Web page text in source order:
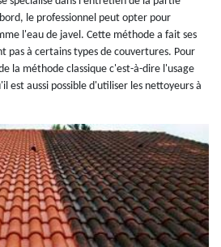
le professionnel peut opter pour
l'eau de javel. Cette méthode a fait ses
pas à certains types de couvertures. Pour
la méthode classique c'est-à-dire l'usage
est aussi possible d'utiliser les nettoyeurs à